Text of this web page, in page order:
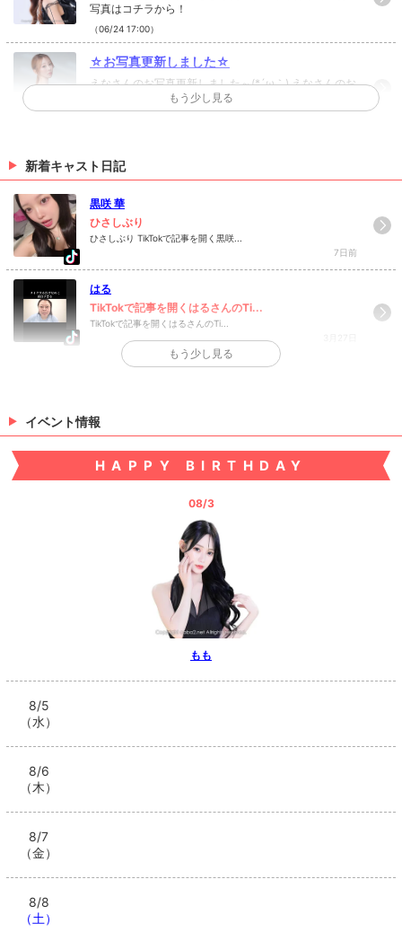
写真はコチラから！
（06/24 17:00）
☆お写真更新しました☆
えなさんのお写真更新しました～(*´ω｀) えなさんのお
写真はコチラから！
まひろさんのお写真更新しました(*´ω｀) まひろさんの
（06/10 17:00）
もう少し見る
新着キャスト日記
黒咲 華
ひさしぶり
ひさしぶり TikTokで記事を開く黒咲...
7日前
はる
TikTokで記事を開くはるさんのTi...
TikTokで記事を開くはるさんのTi...
もう少し見る
イベント情報
HAPPY BIRTHDAY
08/3
もも
8/5
（水）
8/6
（木）
8/7
（金）
8/8
（土）